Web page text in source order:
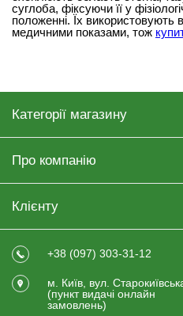
суглоба, фіксуючи її у
положенні. Їх
медичними показами, тож
при вивихах, підвивихах
при артрозах, артритах,
у період реабілітації
для запобігання травмам
навантаженнях.
На сайті інтернет-магазину
вибір бандажів на різні частині
Ви знайдете все, що потрібно
БАНДАЖУ
Перед тим, як купити бандаж
Категорії магазину
Про компанію
Клієнту
+38 (097) 303-31-12
м. Київ, вул.
(пункт видачi онлайн
замовлень)